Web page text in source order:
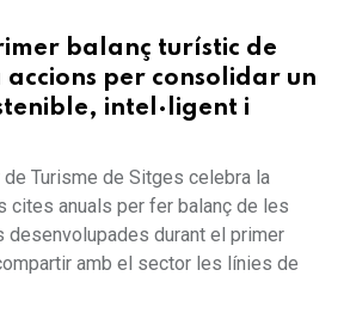
balanç turístic de
accions per consolidar un
intel·ligent i
Turisme de Sitges celebra la
cites anuals per fer balanç de les
desenvolupades durant el primer
amb el sector les línies de